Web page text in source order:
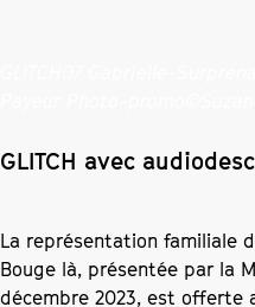
GLITCH avec
La représentation familiale
Bouge là, présentée par la
décembre 2023, est offerte